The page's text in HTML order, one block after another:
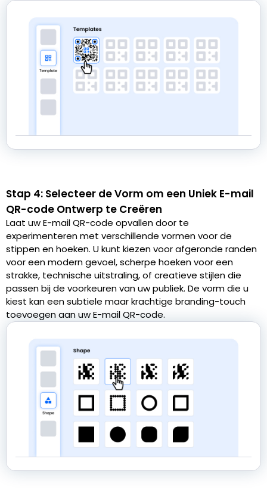
Stap 4: Selecteer de Vorm om een Uniek E-mail
QR-code Ontwerp te Creëren
Laat uw E-mail QR-code opvallen door te
experimenteren met verschillende vormen voor de
stippen en hoeken. U kunt kiezen voor afgeronde randen
voor een modern gevoel, scherpe hoeken voor een
strakke, technische uitstraling, of creatieve stijlen die
passen bij de voorkeuren van uw publiek. De vorm die u
kiest kan een subtiele maar krachtige branding-touch
toevoegen aan uw E-mail QR-code.